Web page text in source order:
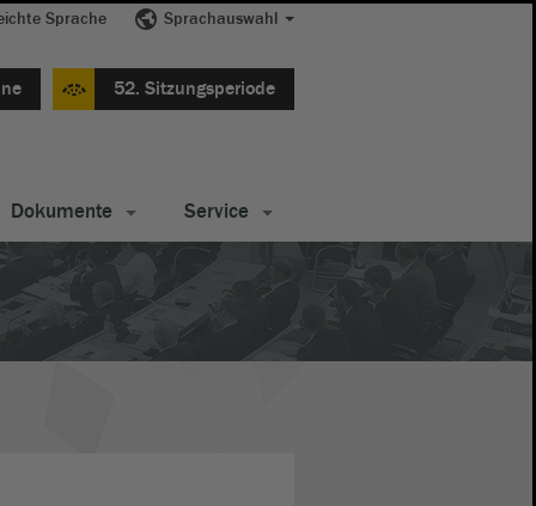
Sprache Sprachauswahl
52. Sitzungsperiode
Dokumente Service